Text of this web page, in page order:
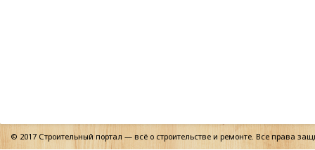
© 2017 Строительный портал — всё о строительстве и ремонте. Все права